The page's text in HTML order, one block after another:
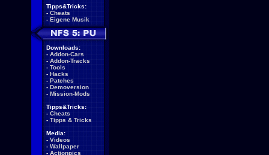
Tipps&Tricks:
- Cheats
- Eigene Musik
Downloads:
- Addon-Cars
- Addon-Tracks
- Tools
- Hacks
- Patches
- Demoversion
- Mission-Mods
Tipps&Tricks:
- Cheats
- Tipps & Tricks
Media:
- Videos
- Wallpaper
- Actionpics